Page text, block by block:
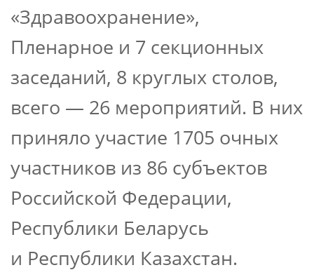
«Здравоохранение»,
Пленарное и 7 секционных
заседаний, 8 круглых столов,
всего — 26 мероприятий. В них
приняло участие 1705 очных
участников из 86 субъектов
Российской Федерации,
Республики Беларусь
и Республики Казахстан.